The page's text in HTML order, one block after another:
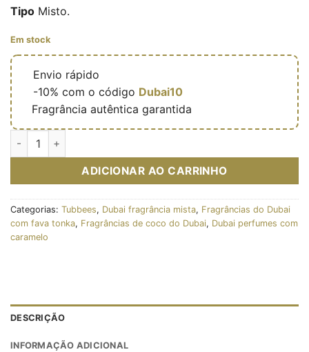
Tipo Misto.
Em stock
Envio rápido
-10% com o código Dubai10
Fragrância autêntica garantida
Quantidade de Dreamy Treats (Collection Grandeur) – Eau
ADICIONAR AO CARRINHO
Categorias: Tubbees, Dubai fragrância mista, Fragrâncias do Dubai
com fava tonka, Fragrâncias de coco do Dubai, Dubai perfumes com
caramelo
DESCRIÇÃO
INFORMAÇÃO ADICIONAL